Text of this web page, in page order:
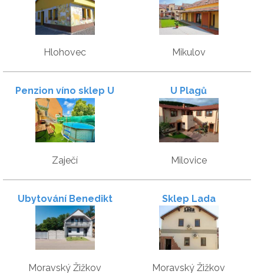
Hlohovec Mikulov
Penzion víno sklep U
Palečků
Zaječí
U Plagů
Milovice
Ubytování Benedikt
Moravský Žižkov
Sklep Lada
Moravský Žižkov